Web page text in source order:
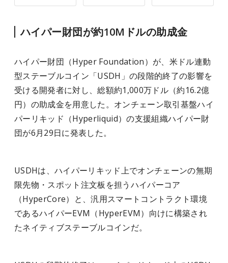
ハイパー財団が約10Mドルの助成金
ハイパー財団（Hyper Foundation）が、米ドル連動
型ステーブルコイン「USDH」の段階的終了の影響を
受ける開発者に対し、総額約1,000万ドル（約16.2億
円）の助成金を用意した。オンチェーン取引基盤ハイ
パーリキッド（Hyperliquid）の支援組織ハイパー財
団が6月29日に発表した。
USDHは、ハイパーリキッド上でオンチェーンの無期
限先物・スポット注文板を担うハイパーコア
（HyperCore）と、汎用スマートコントラクト環境
であるハイパーEVM（HyperEVM）向けに構築され
たネイティブステーブルコインだ。